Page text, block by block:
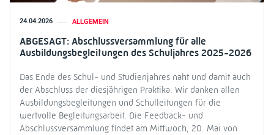
24.04.2026 ALLGEMEIN
ABGESAGT: Abschlussversammlung für alle
Ausbildungsbegleitungen des Schuljahres 2025-2026
Das Ende des Schul- und Studienjahres naht und damit auch
der Abschluss der diesjährigen Praktika. Wir danken allen
Ausbildungsbegleitungen und Schulleitungen für die
wertvolle Begleitungsarbeit. Die Feedback- und
Abschlussversammlung findet am Mittwoch, 20. Mai von